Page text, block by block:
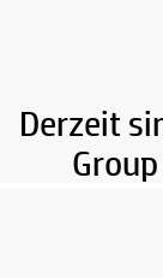
Derzeit